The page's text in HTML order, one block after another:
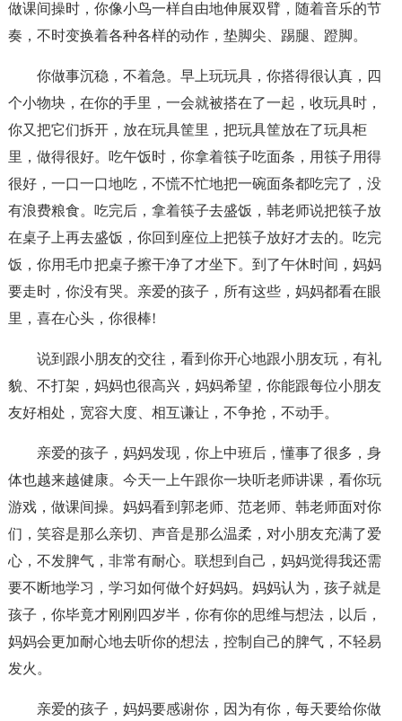
做课间操时，你像小鸟一样自由地伸展双臂，随着音乐的节
奏，不时变换着各种各样的动作，垫脚尖、踢腿、蹬脚。
你做事沉稳，不着急。早上玩玩具，你搭得很认真，四
个小物块，在你的手里，一会就被搭在了一起，收玩具时，
你又把它们拆开，放在玩具筐里，把玩具筐放在了玩具柜
里，做得很好。吃午饭时，你拿着筷子吃面条，用筷子用得
很好，一口一口地吃，不慌不忙地把一碗面条都吃完了，没
有浪费粮食。吃完后，拿着筷子去盛饭，韩老师说把筷子放
在桌子上再去盛饭，你回到座位上把筷子放好才去的。吃完
饭，你用毛巾把桌子擦干净了才坐下。到了午休时间，妈妈
要走时，你没有哭。亲爱的孩子，所有这些，妈妈都看在眼
里，喜在心头，你很棒!
说到跟小朋友的交往，看到你开心地跟小朋友玩，有礼
貌、不打架，妈妈也很高兴，妈妈希望，你能跟每位小朋友
友好相处，宽容大度、相互谦让，不争抢，不动手。
亲爱的孩子，妈妈发现，你上中班后，懂事了很多，身
体也越来越健康。今天一上午跟你一块听老师讲课，看你玩
游戏，做课间操。妈妈看到郭老师、范老师、韩老师面对你
们，笑容是那么亲切、声音是那么温柔，对小朋友充满了爱
心，不发脾气，非常有耐心。联想到自己，妈妈觉得我还需
要不断地学习，学习如何做个好妈妈。妈妈认为，孩子就是
孩子，你毕竟才刚刚四岁半，你有你的思维与想法，以后，
妈妈会更加耐心地去听你的想法，控制自己的脾气，不轻易
发火。
亲爱的孩子，妈妈要感谢你，因为有你，每天要给你做